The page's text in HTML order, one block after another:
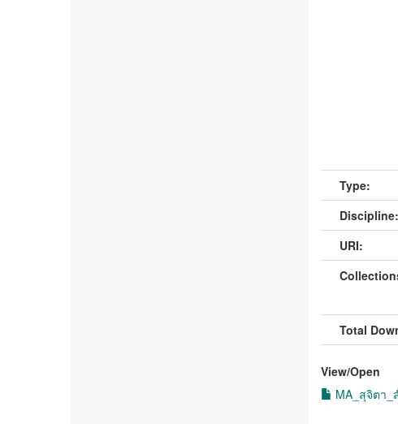
Type:
Discipline:
URI:
Total
View/Open
MA_สุจิตา_